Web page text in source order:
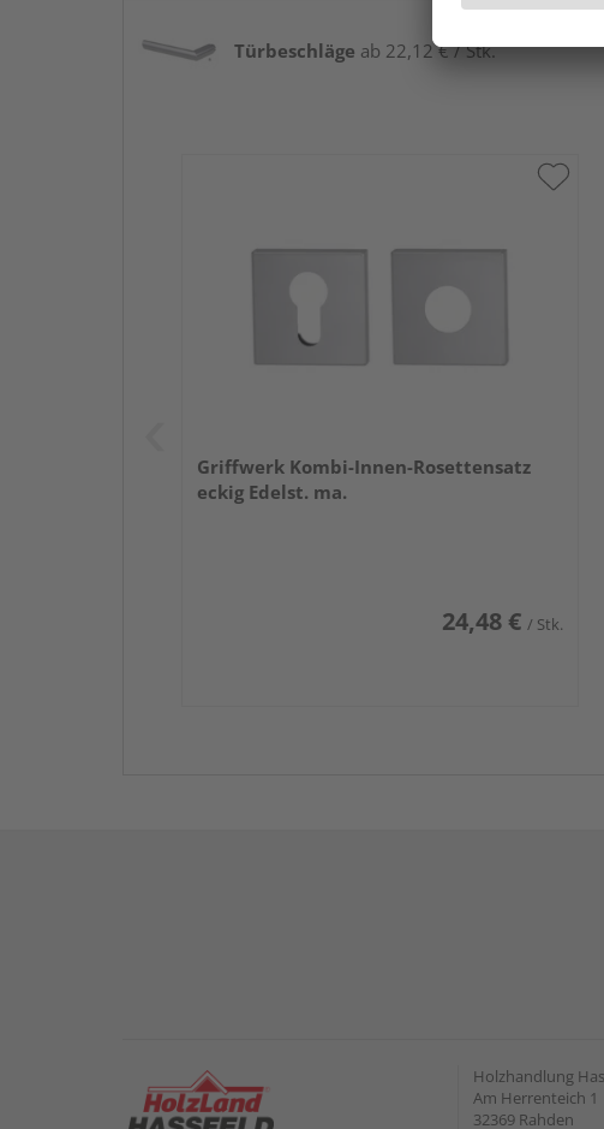
Türbeschläge ab 22,12 € / Stk.
Griffwerk Kombi-Innen-Rosettensatz
eckig Edelst. ma.
24,48 € / Stk.
Holzhandlung
Am Herrenteich 1
32369 Rahden